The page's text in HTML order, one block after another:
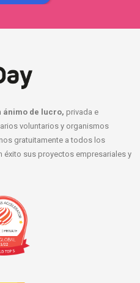
ánimo de lucro, privada e
voluntarios y organismos
gratuitamente a todos los
éxito sus proyectos empresariales y